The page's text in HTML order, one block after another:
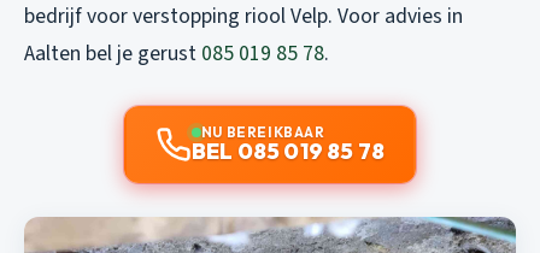
bedrijf voorverstopping riool Velp. Voor advies in
Aalten bel je gerust 085 019 85 78.
NU BEREIKBAAR
BEL 085 019 85 78